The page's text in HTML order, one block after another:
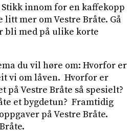
Stikk innom for en kaffekopp
mer om Vestre Bråte. Gå
bli med på ulike korte
du vil høre om: Hvorfor er
vi om låven. Hvorfor er
på Vestre Bråte så spesielt?
et bygdetun? Framtidig
på Vestre Bråte.